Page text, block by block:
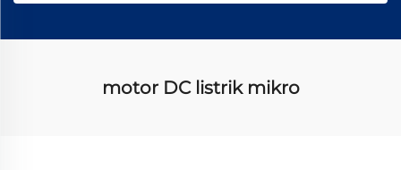
motor DC listrik mikro